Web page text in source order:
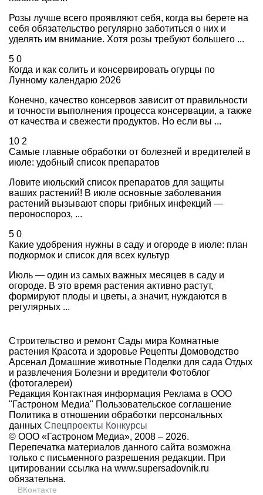
Розы лучше всего проявляют себя, когда вы берете на
себя обязательство регулярно заботиться о них и
уделять им внимание. Хотя розы требуют большего ...
5 0
Когда и как солить и консервировать огурцы по
Лунному календарю 2026
Конечно, качество консервов зависит от правильности
и точности выполнения процесса консервации, а также
от качества и свежести продуктов. Но если вы ...
10 2
Самые главные обработки от болезней и вредителей в
июле: удобный список препаратов
Ловите июльский список препаратов для защиты
ваших растений! В июле основные заболевания
растений вызывают споры грибных инфекций —
пероноспороз, ...
5 0
Какие удобрения нужны в саду и огороде в июле: план
подкормок и список для всех культур
Июль — один из самых важных месяцев в саду и
огороде. В это время растения активно растут,
формируют плоды и цветы, а значит, нуждаются в
регулярных ...
Строительство и ремонт Сады мира Комнатные
растения Красота и здоровье Рецепты Домоводство
Арсенал Домашние животные Поделки для сада Отдых
и развлечения Болезни и вредители Фотоблог
(фотогалереи)
Редакция Контактная информация Реклама в ООО
"Гастроном Медиа" Пользовательское соглашение
Политика в отношении обработки персональных
данных Спецпроекты Конкурсы
© ООО «Гастроном Медиа», 2008 – 2026.
Перепечатка материалов данного сайта возможна
только с письменного разрешения редакции. При
цитировании ссылка на www.supersadovnik.ru
обязательна.
ВКонтакте